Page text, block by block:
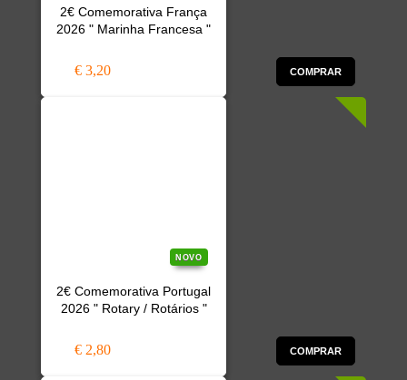
2€ Comemorativa França
2026 " Marinha Francesa "
€ 3,20 COMPRAR
NOVO
2€ Comemorativa Portugal
2026 " Rotary / Rotários "
€ 2,80 COMPRAR